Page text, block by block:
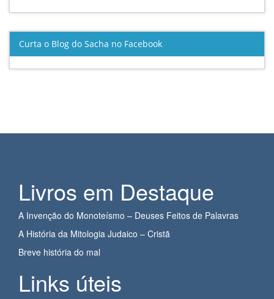
Curta o Blog do Sacha no Facebook
Livros em Destaque
A Invenção do Monoteísmo – Deuses Feitos de Palavras
A História da Mitologia Judaico – Cristã
Breve história do mal
Links úteis